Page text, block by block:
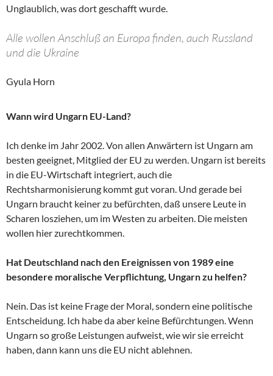
Unglaublich, was dort geschafft wurde.
Alle wollen Anschluß an Europa finden, auch Russland
und die Ukraine
Gyula Horn
Wann wird Ungarn EU-Land?
Ich denke im Jahr 2002. Von allen Anwärtern ist Ungarn am
besten geeignet, Mitglied der EU zu werden. Ungarn ist bereits
in die EU-Wirtschaft integriert, auch die
Rechtsharmonisierung kommt gut voran. Und gerade bei
Ungarn braucht keiner zu befürchten, daß unsere Leute in
Scharen losziehen, um im Westen zu arbeiten. Die meisten
wollen hier zurechtkommen.
Hat Deutschland nach den Ereignissen von 1989 eine
besondere moralische Verpflichtung, Ungarn zu helfen?
Nein. Das ist keine Frage der Moral, sondern eine politische
Entscheidung. Ich habe da aber keine Befürchtungen. Wenn
Ungarn so große Leistungen aufweist, wie wir sie erreicht
haben, dann kann uns die EU nicht ablehnen.